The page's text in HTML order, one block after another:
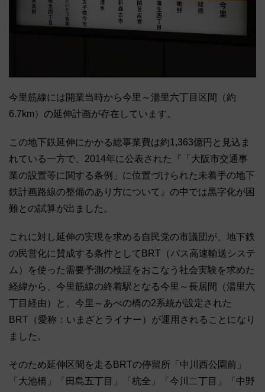
今里筋線には開業当時から今里～湯里六丁目区間（約
6.7km）の延伸計画が存在しています。
この地下鉄延伸にかかる総事業費は約1,363億円と見込ま
れている一方で、2014年に公表された『「大阪市交通事
業の設置等に関する条例」に位置づけられた未着手の地下
鉄計画路線の整備のあり方について』の中では黒字化が困
難との試算が出ました。
これに対し延伸の実現を求める自民党の市議団が、地下鉄
の民営化に賛成する条件としてBRT（バス高速輸送システ
ム）を使った需要予測の検証をおこなう社会実験を求めた
経緯から、今里筋線の終着駅となる今里～長居間（湯里六
丁目経由）と、今里～あべの橋の2系統が設定された
BRT（愛称：いまざとライナー）が運用されることになり
ました。
そのため延伸区間を走るBRTの停留所「中川西公園前」
「大池橋」「田島五丁目」「杭全」「今川二丁目」「中野